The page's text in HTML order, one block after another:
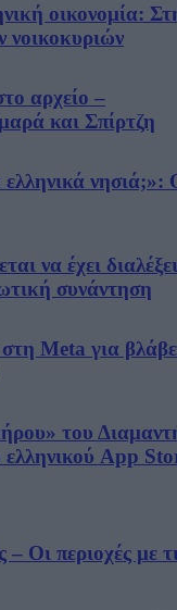
οικονομία:
νοικοκυριών
αρχείο –
και Σπίρτζη
ελληνικά νησιά;»:
να έχει διαλέξει
συνάντηση
Meta για
του
App
– Οι περιοχές με